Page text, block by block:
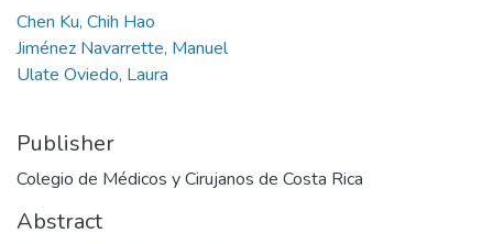
Chen Ku, Chih Hao
Jiménez Navarrette, Manuel
Ulate Oviedo, Laura
Publisher
Colegio de Médicos y Cirujanos de Costa Rica
Abstract